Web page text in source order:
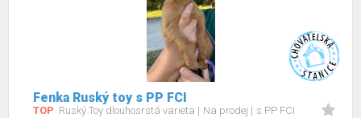
Fenka Ruský toy s PP FCI
TOP Ruský Toy dlouhosrstá varieta Na prodej s PP FCI